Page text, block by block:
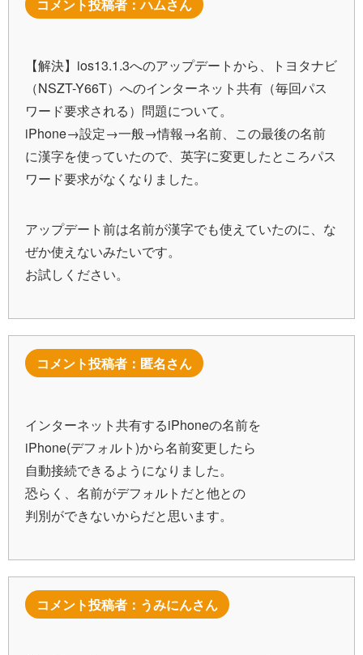
コメント投稿者：ハムさん
【解決】ios13.1.3へのアップデートから、トヨタナビ
（NSZT-Y66T）へのインターネット共有（毎回パス
ワード要求される）問題について。
iPhone→設定→一般→情報→名前、この最後の名前
に漢字を使っていたので、英字に変更したところパス
ワード要求がなくなりました。
アップデート前は名前が漢字でも使えていたのに、な
ぜか使えないみたいです。
お試しください。
コメント投稿者：匿名さん
インターネット共有するiPhoneの名前を
iPhone(デフォルト)から名前変更したら
自動接続できるようになりました。
恐らく、名前がデフォルトだと他との
判別ができないからだと思います。
コメント投稿者：うみにんさん